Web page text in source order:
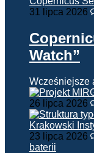
31 lipca 2026
Watch”
Wcześniejsze
26 lipca 2026
23 lipca 2026
baterii